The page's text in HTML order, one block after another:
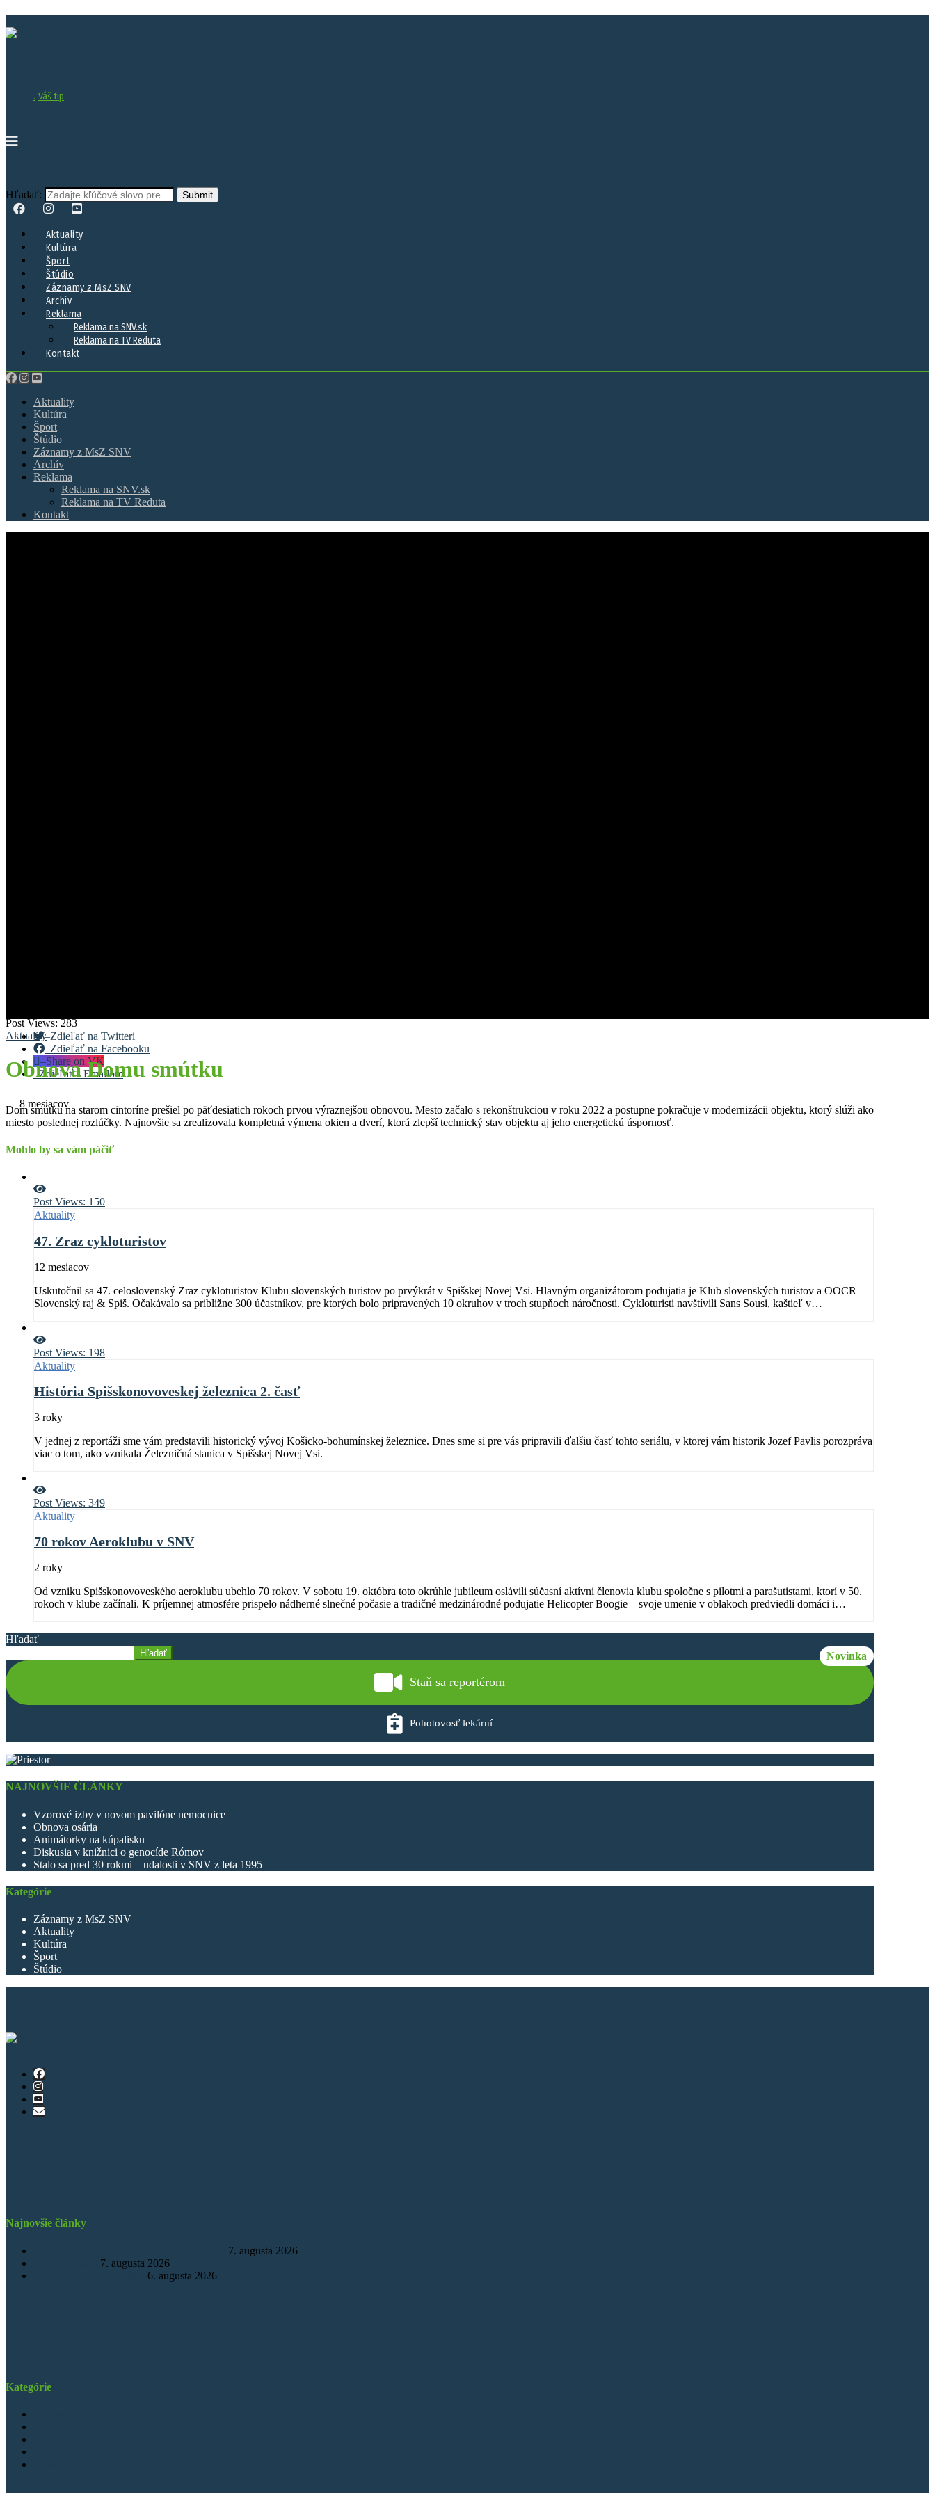
. Váš tip
Hľadať:
Aktuality
Kultúra
Šport
Štúdio
Záznamy z MsZ SNV
Archív
Reklama
Reklama na SNV.sk
Reklama na TV Reduta
Kontakt
Aktuality
Kultúra
Šport
Štúdio
Záznamy z MsZ SNV
Archív
Reklama
Reklama na SNV.sk
Reklama na TV Reduta
Kontakt
Post Views: 283
Aktuality
Obnova Domu smútku
— 8 mesiacov
–Zdieľať na Twitteri
–Zdieľať na Facebooku
–Share on VK
–Zdieľať s Emailom
Dom smútku na starom cintoríne prešiel po päťdesiatich rokoch prvou výraznejšou obnovou. Mesto začalo s rekonštrukciou v roku 2022 a postupne pokračuje v modernizácii objektu, ktorý slúži ako
miesto poslednej rozlúčky. Najnovšie sa zrealizovala kompletná výmena okien a dverí, ktorá zlepší technický stav objektu aj jeho energetickú úspornosť.
Mohlo by sa vám páčiť
Post Views: 150
Aktuality
47. Zraz cykloturistov
12 mesiacov
Uskutočnil sa 47. celoslovenský Zraz cykloturistov Klubu slovenských turistov po prvýkrát v Spišskej Novej Vsi. Hlavným organizátorom podujatia je Klub slovenských turistov a OOCR
Slovenský raj & Spiš. Očakávalo sa približne 300 účastníkov, pre ktorých bolo pripravených 10 okruhov v troch stupňoch náročnosti. Cykloturisti navštívili Sans Sousi, kaštieľ v
Post Views: 198
Aktuality
História Spišskonovoveskej železnica 2. časť
3 roky
V jednej z reportáži sme vám predstavili historický vývoj Košicko-bohumínskej železnice. Dnes sme si pre vás pripravili ďalšiu časť tohto seriálu, v ktorej vám historik Jozef Pavlis porozpráva
viac o tom, ako vznikala Železničná stanica v Spišskej Novej Vsi.
Post Views: 349
Aktuality
70 rokov Aeroklubu v SNV
2 roky
Od vzniku Spišskonovoveského aeroklubu ubehlo 70 rokov. V sobotu 19. októbra toto okrúhle jubileum oslávili súčasní aktívni členovia klubu spoločne s pilotmi a parašutistami, ktorí v 50.
rokoch v klube začínali. K príjemnej atmosfére prispelo nádherné slnečné počasie a tradičné medzinárodné podujatie Helicopter Boogie – svoje umenie v oblakoch predviedli domáci i
Hľadať
Hľadať
Staň sa reportérom
Novinka
Pohotovosť lekární
NAJNOVŠIE ČLÁNKY
Vzorové izby v novom pavilóne nemocnice
Obnova osária
Animátorky na kúpalisku
Diskusia v knižnici o genocíde Rómov
Stalo sa pred 30 rokmi – udalosti v SNV z leta 1995
Kategórie
Záznamy z MsZ SNV
Aktuality
Kultúra
Šport
Štúdio
Najnovšie články
7. augusta 2026
7. augusta 2026
6. augusta 2026
Kategórie